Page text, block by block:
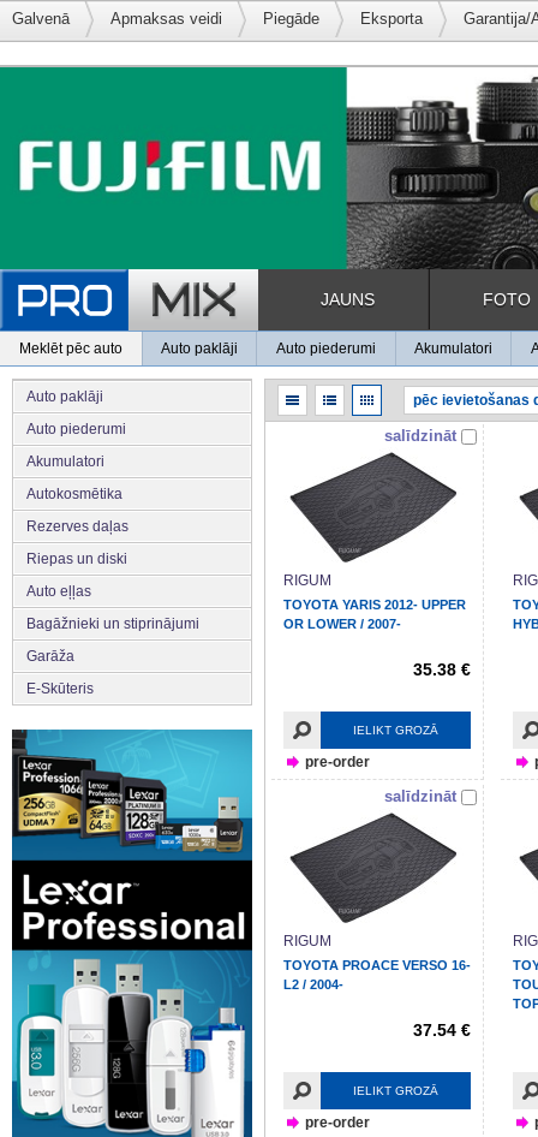
Galvenā Apmaksas veidi Piegāde Eksporta Garantija/
JAUNS FOTO
Meklēt pēc auto Auto paklāji Auto piederumi Akumulatori
Auto paklāji
Auto piederumi
Akumulatori
Autokosmētika
Rezerves daļas
Riepas un diski
Auto eļļas
Bagāžnieki un stiprinājumi
Garāža
E-Skūteris
salīdzināt
RIGUM
TOYOTA YARIS 2012- UPPER
OR LOWER / 2007-
35.38 €
IELIKT GROZĀ
pre-order
salīdzināt
RIGUM
TOYOTA PROACE VERSO 16-
L2 / 2004-
37.54 €
IELIKT GROZĀ
pre-order